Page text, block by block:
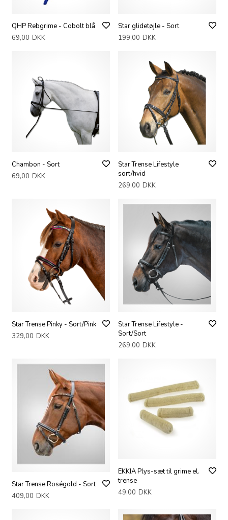
QHP Rebgrime - Cobolt blå
69,00 DKK
Star glidetøjle - Sort
199,00 DKK
Chambon - Sort
69,00 DKK
Star Trense Lifestyle
sort/hvid
269,00 DKK
Star Trense Pinky - Sort/Pink
329,00 DKK
Star Trense Lifestyle -
Sort/Sort
269,00 DKK
Star Trense Roségold - Sort
409,00 DKK
EKKIA Plys-sæt til grime el.
trense
49,00 DKK